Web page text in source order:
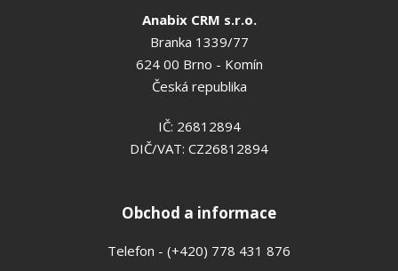
Anabix CRM s.r.o.
Branka 1339/77
624 00 Brno - Komín
Česká republika
IČ: 26812894
DIČ/VAT: CZ26812894
Obchod a informace
Telefon - (+420) 778 431 876